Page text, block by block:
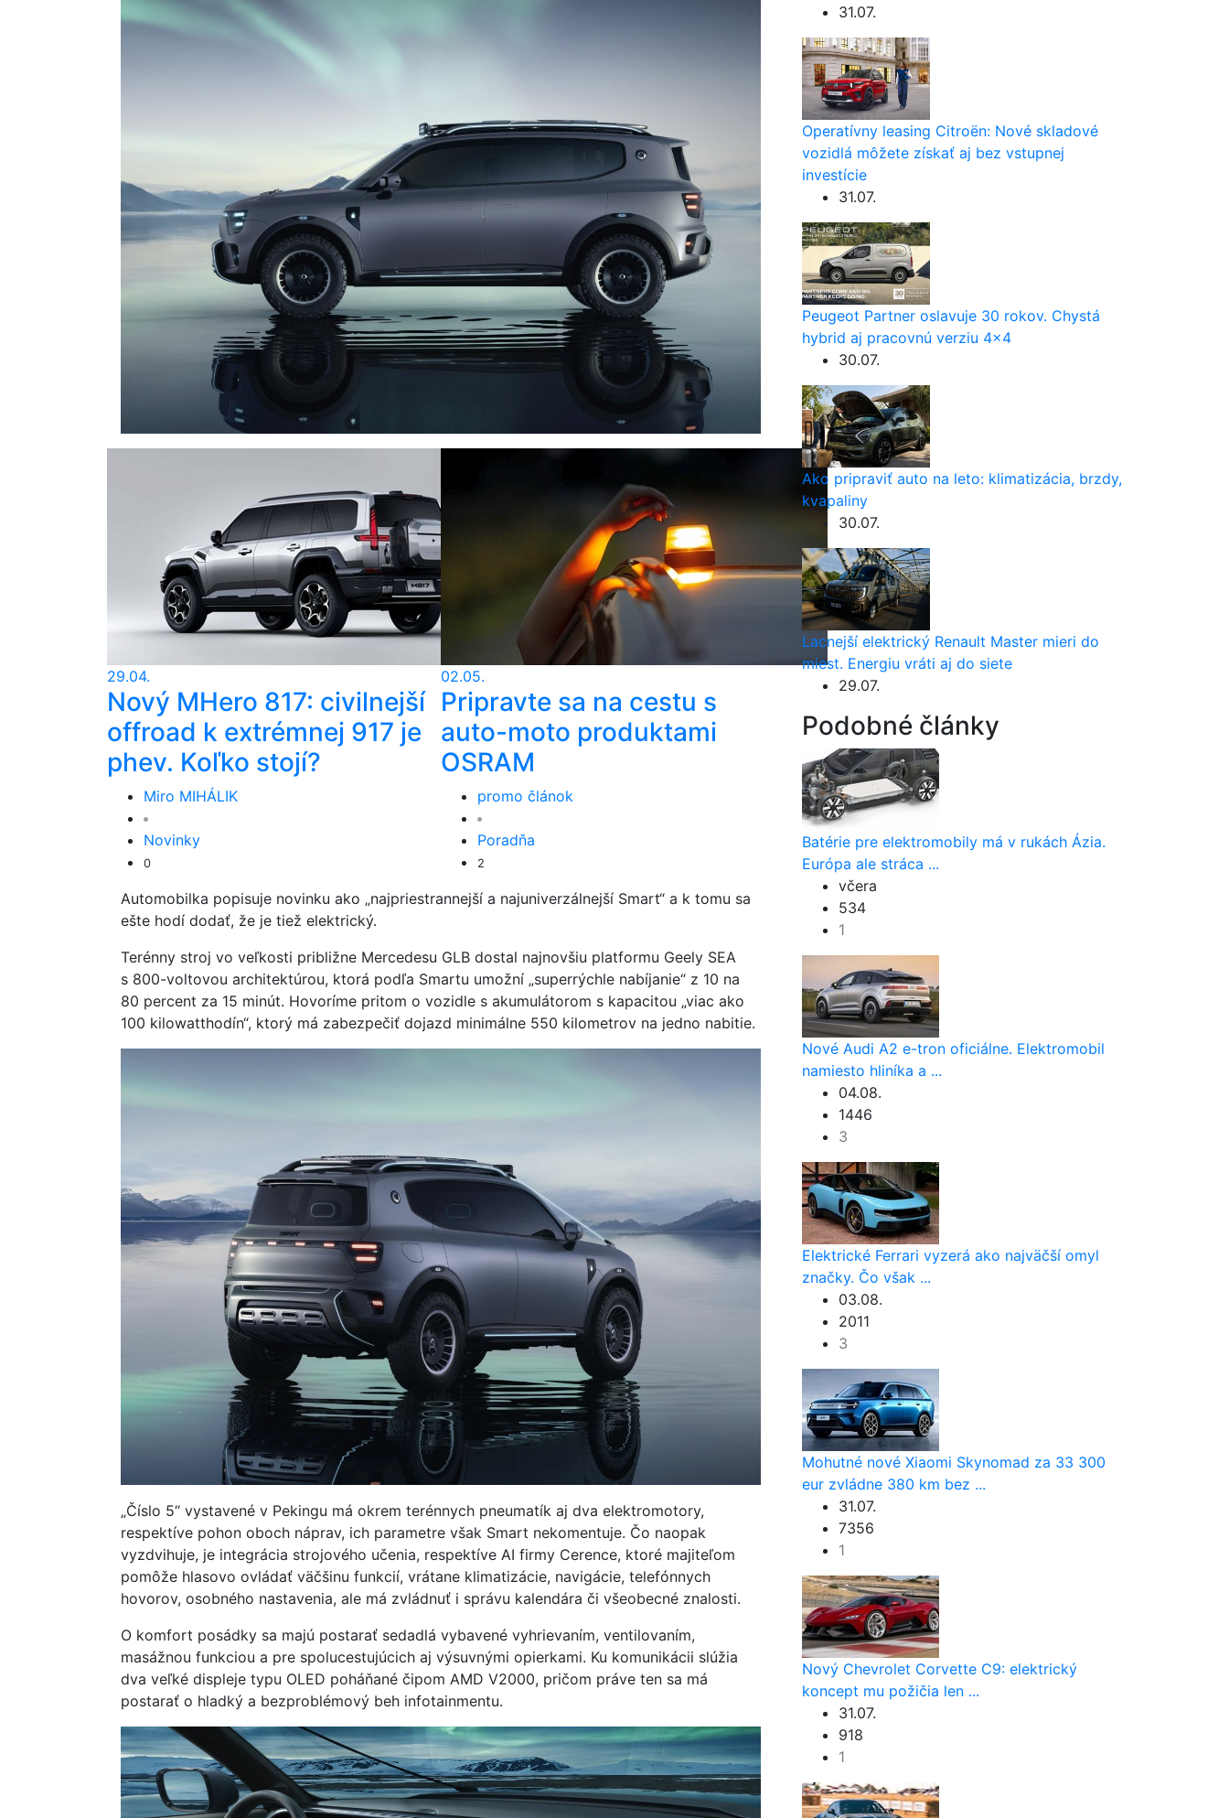
29.04.
Nový MHero 817: civilnejší
offroad k extrémnej 917 je
phev. Koľko stojí?
Miro MIHÁLIK
Novinky
0
02.05.
Pripravte sa na cestu s
auto-moto produktami
OSRAM
promo článok
Poradňa
2
Automobilka popisuje novinku ako „najpriestrannejší a najuniverzálnejší Smart“ a k tomu sa
ešte hodí dodať, že je tiež elektrický.
Terénny stroj vo veľkosti približne Mercedesu GLB dostal najnovšiu platformu Geely SEA
s 800-voltovou architektúrou, ktorá podľa Smartu umožní „superrýchle nabíjanie“ z 10 na
80 percent za 15 minút. Hovoríme pritom o vozidle s akumulátorom s kapacitou „viac ako
100 kilowatthodín“, ktorý má zabezpečiť dojazd minimálne 550 kilometrov na jedno nabitie.
„Číslo 5“ vystavené v Pekingu má okrem terénnych pneumatík aj dva elektromotory,
respektíve pohon oboch náprav, ich parametre však Smart nekomentuje. Čo naopak
vyzdvihuje, je integrácia strojového učenia, respektíve AI firmy Cerence, ktoré majiteľom
pomôže hlasovo ovládať väčšinu funkcií, vrátane klimatizácie, navigácie, telefónnych
hovorov, osobného nastavenia, ale má zvládnuť i správu kalendára či všeobecné znalosti.
O komfort posádky sa majú postarať sedadlá vybavené vyhrievaním, ventilovaním,
masážnou funkciou a pre spolucestujúcich aj výsuvnými opierkami. Ku komunikácii slúžia
dva veľké displeje typu OLED poháňané čipom AMD V2000, pričom práve ten sa má
postarať o hladký a bezproblémový beh infotainmentu.
31.07.
Operatívny leasing Citroën: Nové skladové
vozidlá môžete získať aj bez vstupnej
investície
31.07.
Peugeot Partner oslavuje 30 rokov. Chystá
hybrid aj pracovnú verziu 4×4
30.07.
Ako pripraviť auto na leto: klimatizácia, brzdy,
kvapaliny
30.07.
Lacnejší elektrický Renault Master mieri do
miest. Energiu vráti aj do siete
29.07.
Podobné články
Batérie pre elektromobily má v rukách Ázia.
Európa ale stráca ...
včera
534
1
Nové Audi A2 e-tron oficiálne. Elektromobil
namiesto hliníka a ...
04.08.
1446
3
Elektrické Ferrari vyzerá ako najväčší omyl
značky. Čo však ...
03.08.
2011
3
Mohutné nové Xiaomi Skynomad za 33 300
eur zvládne 380 km bez ...
31.07.
7356
1
Nový Chevrolet Corvette C9: elektrický
koncept mu požičia len ...
31.07.
918
1